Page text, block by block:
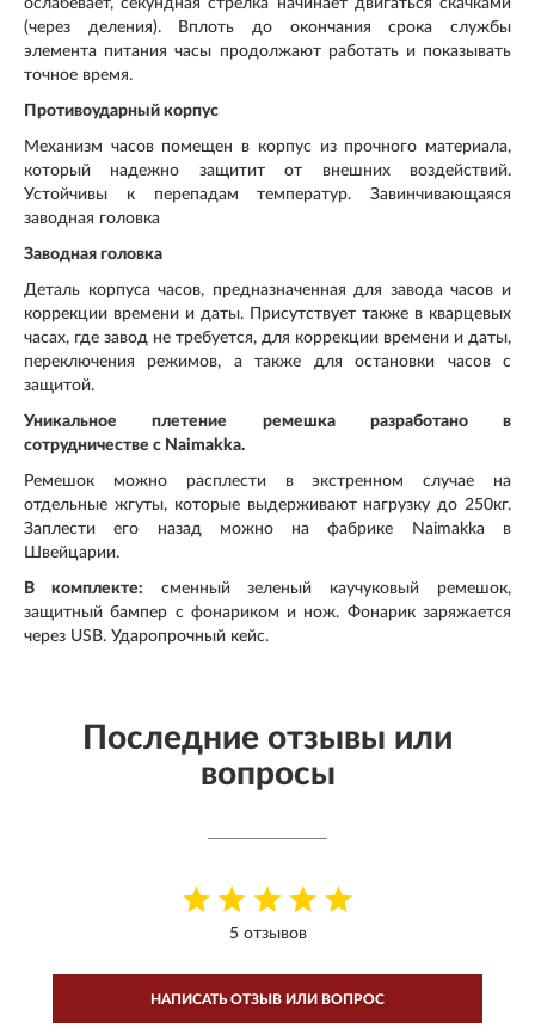
(через деления). Вплоть до окончания срока службы
элемента питания часы продолжают работать и показывать
точное время.
Противоударный корпус
Механизм часов помещен в корпус из прочного материала,
который надежно защитит от внешних воздействий.
Устойчивы к перепадам температур. Завинчивающаяся
заводная головка
Заводная головка
Деталь корпуса часов, предназначенная для завода часов и
коррекции времени и даты. Присутствует также в кварцевых
часах, где завод не требуется, для коррекции времени и даты,
переключения режимов, а также для остановки часов с
защитой.
Уникальное плетение ремешка разработано в
сотрудничестве с Naimakka.
Ремешок можно расплести в экстренном случае на
отдельные жгуты, которые выдерживают нагрузку до 250кг.
Заплести его назад можно на фабрике Naimakka в
Швейцарии.
В комплекте: сменный зеленый каучуковый ремешок,
защитный бампер с фонариком и нож. Фонарик заряжается
через USB. Ударопрочный кейс.
Последние отзывы или
вопросы
5 отзывов
НАПИСАТЬ ОТЗЫВ ИЛИ ВОПРОС